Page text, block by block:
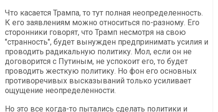
Что касается Трампа, то тут полная неопределенность.
К его заявлениям можно относиться по-разному. Его
сторонники говорят, что Трамп несмотря на свою
"странность", будет вынужден предпринимать усилия и
проводить радикальную политику. Мол, если он не
договорится с Путиным, не успокоит его, то будет
проводить жесткую политику. Но фон его основных
противоречивых высказываний только усиливает
ощущение неопределенности.
Но это все когда-то пытались сделать политики и